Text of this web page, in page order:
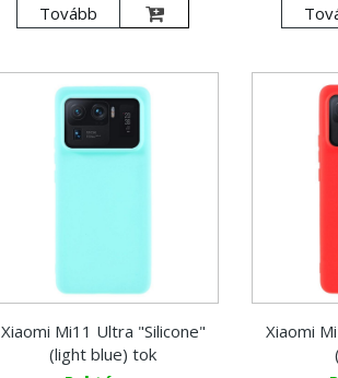
Tovább
Xiaomi Mi11 Ultra "Silicone"
(light blue) tok
Xiaomi